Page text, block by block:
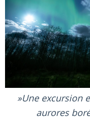
Une excursion
aurores